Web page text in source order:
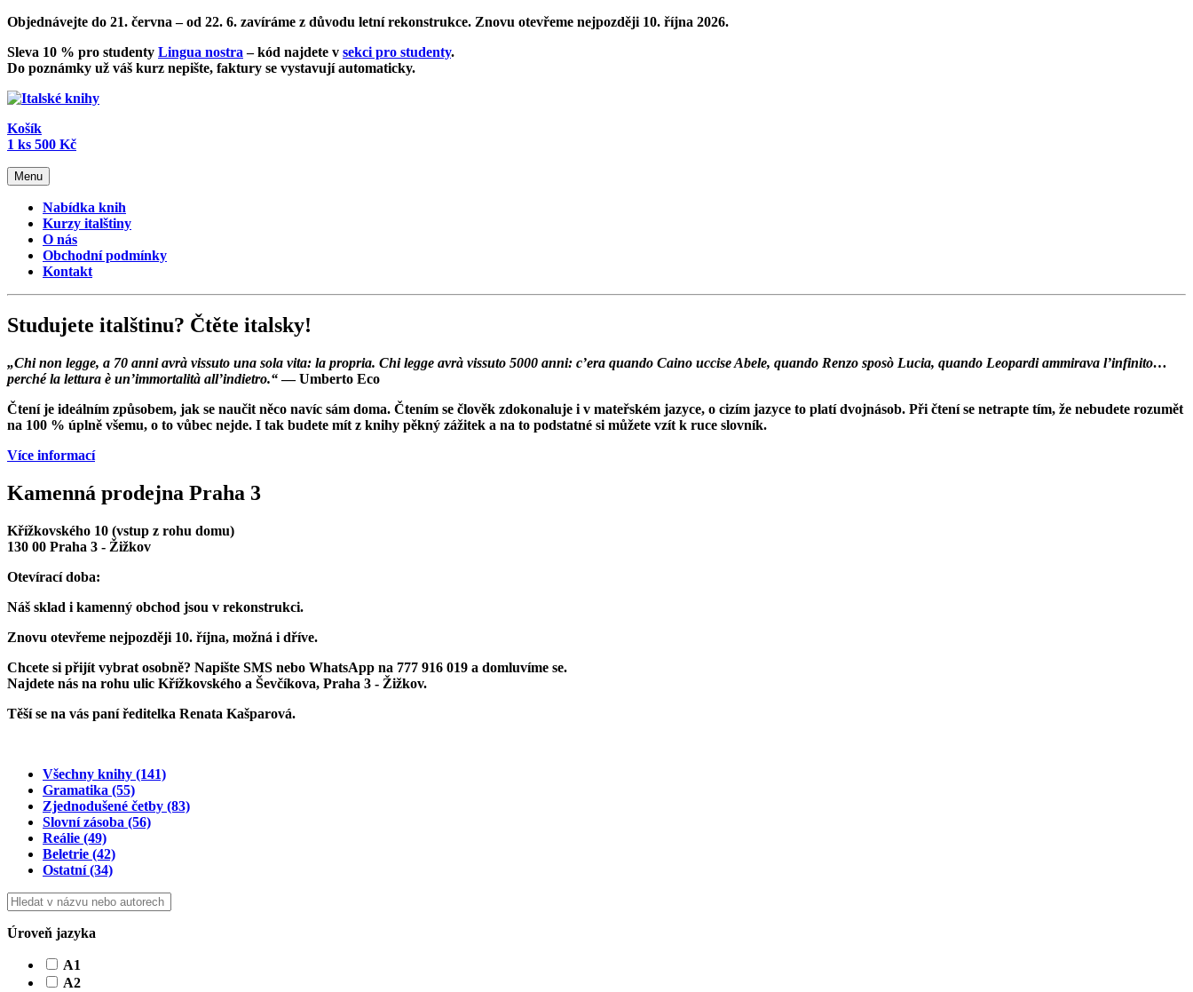
Objednávejte do 21. června – od 22. 6. zavíráme z důvodu letní rekonstrukce. Znovu otevřeme nejpozději 10. října 2026.
Sleva 10 % pro studenty Lingua nostra – kód najdete v sekci pro studenty.
Do poznámky už váš kurz nepište, faktury se vystavují automaticky.
Košík
1 ks 500 Kč
Menu
Nabídka knih
Kurzy italštiny
O nás
Obchodní podmínky
Kontakt
Studujete italštinu? Čtěte italsky!
„Chi non legge, a 70 anni avrà vissuto una sola vita: la propria. Chi legge avrà vissuto 5000 anni: c’era quando Caino uccise Abele, quando Renzo sposò Lucia, quando Leopardi ammirava l’infinito…
perché la lettura è un’immortalità all’indietro.“— Umberto Eco
Čtení je ideálním způsobem, jak se naučit něco navíc sám doma. Čtením se člověk zdokonaluje i v mateřském jazyce, o cizím jazyce to platí dvojnásob. Při čtení se netrapte tím, že nebudete rozumět
na 100 % úplně všemu, o to vůbec nejde. I tak budete mít z knihy pěkný zážitek a na to podstatné si můžete vzít k ruce slovník.
Více informací
Kamenná prodejna Praha 3
Křížkovského 10 (vstup z rohu domu)
130 00 Praha 3 - Žižkov
Otevírací doba:
Náš sklad i kamenný obchod jsou v rekonstrukci.
Znovu otevřeme nejpozději 10. října, možná i dříve.
Chcete si přijít vybrat osobně? Napište SMS nebo WhatsApp na 777 916 019 a domluvíme se.
Najdete nás na rohu ulic Křížkovského a Ševčíkova, Praha 3 - Žižkov.
Těší se na vás paní ředitelka Renata Kašparová.
Všechny knihy (141)
Gramatika (55)
Zjednodušené četby (83)
Slovní zásoba (56)
Reálie (49)
Beletrie (42)
Ostatní(34)
Úroveň jazyka
A1
A2